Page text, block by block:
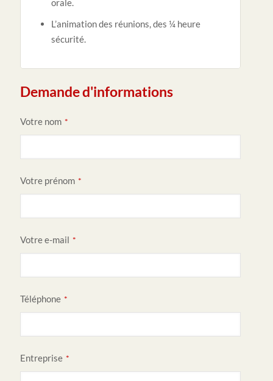
orale.
L’animation des réunions, des ¼ heure
sécurité.
Demande d'informations
Votre nom *
Votre prénom *
Y
o
e
bs
*
Votre e-mail *
Téléphone *
Entreprise *